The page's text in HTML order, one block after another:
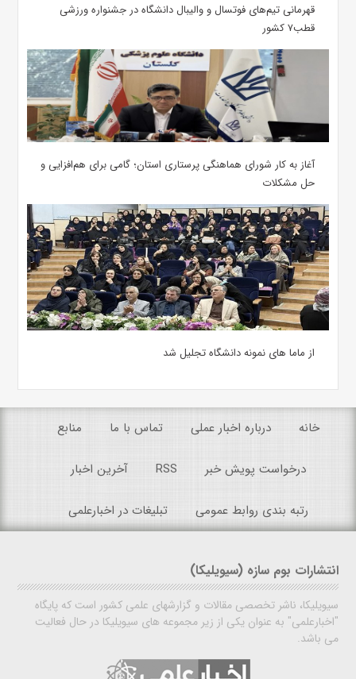
قهرمانی تیم‌های فوتسال و والیبال دانشگاه در جشنواره ورزشی
قطب۷ کشور
آغاز به کار شورای هماهنگی پرستاری استان؛ گامی برای هم‌افزایی و
حل مشکلات
از ماما های نمونه دانشگاه تجلیل شد
خانه درباره اخبار عملی تماس با ما منابع
درخواست پویش خبر RSS آخرین اخبار
رتبه بندی روابط عمومی تبلیغات در اخبارعلمی
انتشارات بوم سازه (سیویلیکا)
سیویلیکا، ناشر تخصصی مقالات و گزارشهای علمی کشور است که پایگاه
"اخبارعلمی" به عنوان یکی از زیر مجموعه های سیویلیکا در حال فعالیت
می باشد.